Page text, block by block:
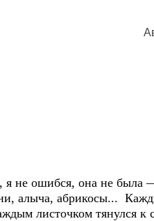
не ошибся, она не была
алыча, абрикосы...
листочком тянулся к